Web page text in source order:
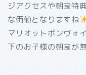
ジアクセスや朝食特
な価値となりますね
マリオットボンヴォ
下のお子様の朝食が